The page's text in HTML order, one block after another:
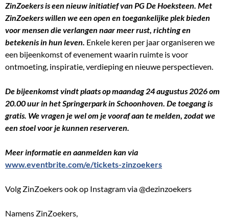
ZinZoekers is een nieuw initiatief van PG De Hoeksteen. Met
ZinZoekers willen we een open en toegankelijke plek bieden
voor mensen die verlangen naar meer rust, richting en
betekenis in hun leven. Enkele keren per jaar organiseren we
een bijeenkomst of evenement waarin ruimte is voor
ontmoeting, inspiratie, verdieping en nieuwe perspectieven.
De bijeenkomst vindt plaats op maandag 24 augustus 2026 om
20.00 uur in het Springerpark in Schoonhoven. De toegang is
gratis. We vragen je wel om je vooraf aan te melden, zodat we
een stoel voor je kunnen reserveren.
Meer informatie en aanmelden kan via
www.eventbrite.com/e/tickets-zinzoekers
Volg ZinZoekers ook op Instagram via @dezinzoekers
Namens ZinZoekers,